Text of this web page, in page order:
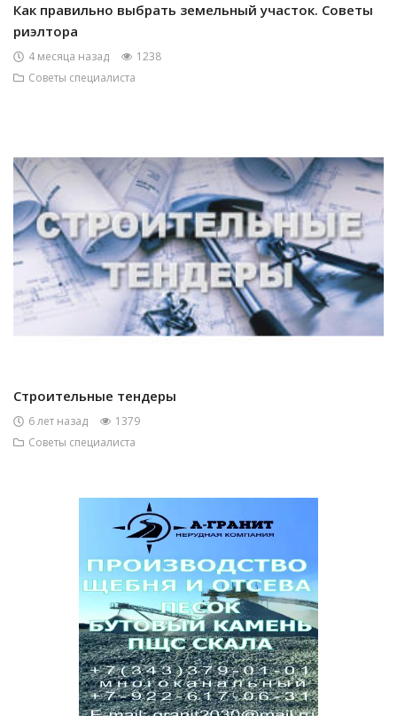
Как правильно выбрать земельный участок. Советы
риэлтора
4 месяца назад
1238
Советы специалиста
Строительные тендеры
6 лет назад
1379
Советы специалиста